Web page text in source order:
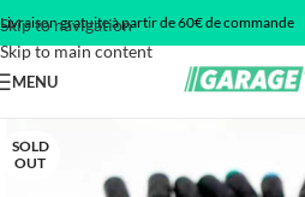
Skip to navigation
Skip to main content
Livraison gratuite à partir de 60€ de commande
MENU
SOLD
OUT